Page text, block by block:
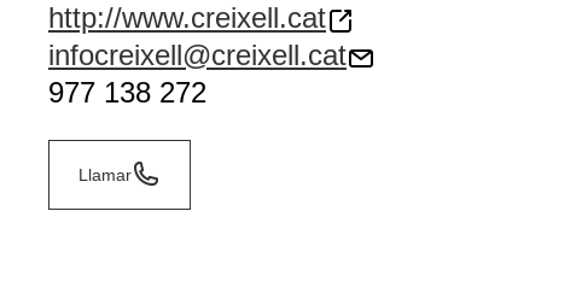
http://www.creixell.cat
infocreixell@creixell.cat
977 138 272
Llamar